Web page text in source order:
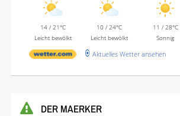
14 / 21°C
Leicht bewölkt
10 / 24°C
Leicht bewölkt
11 / 28°C
Sonnig
Aktuelles Wetter ansehen
DER MAERKER